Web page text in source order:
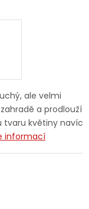
ale velmi
a prodlouží
tvaru květiny navíc
informací